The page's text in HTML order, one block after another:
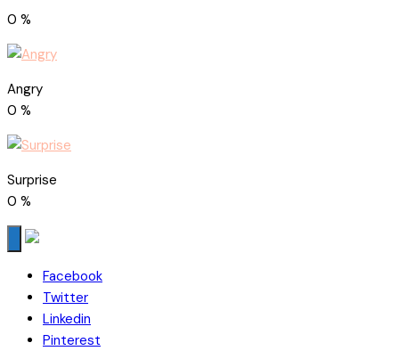
0 %
Angry
0 %
Surprise
0 %
Facebook
Twitter
Linkedin
Pinterest